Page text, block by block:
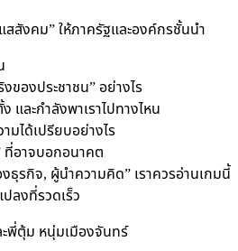
สสังคม” ให้ภาครัฐและองค์กรชั้นนำ
ของประชาชน” อย่างไร
และกำลังพาเราไปทางไหน
มได้เปรียบอย่างไร
อาจบอกอนาคต
งธุรกิจ, ผู้นำความคิด” เราควรอ่านเกมนี้
ลงที่รวดเร็ว
ะพี่ตุ้ม หนุ่มเมืองจันทร์